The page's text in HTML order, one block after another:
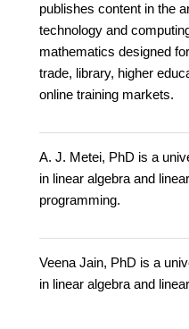
publishes content in the
technology and
mathematics designed
trade, library, higher
online training markets.
A. J. Metei, PhD is a
in linear algebra and linear
programming.
Veena Jain, PhD is a
in linear algebra and